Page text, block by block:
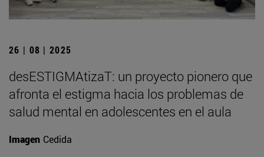
26 | 08 | 2025
desESTIGMAtizaT: un proyecto pionero que
afronta el estigma hacia los problemas de
salud mental en adolescentes en el aula
Imagen Cedida